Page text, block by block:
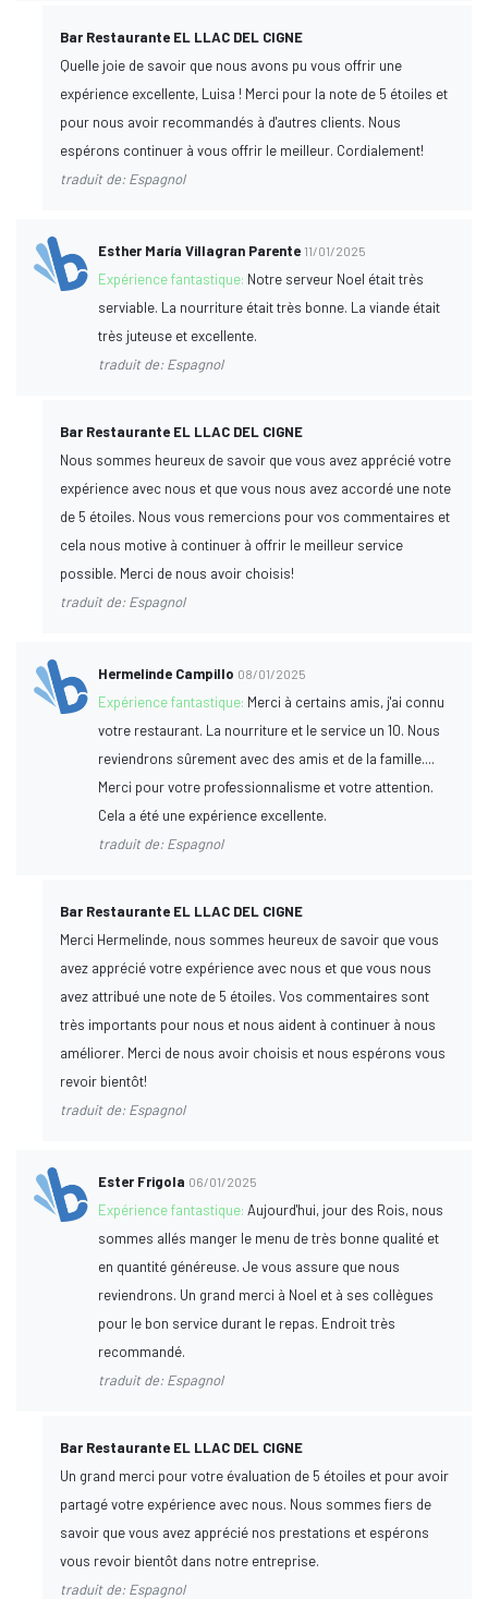
Bar Restaurante EL LLAC DEL CIGNE
Quelle joie de savoir que nous avons pu vous offrir une
expérience excellente, Luisa ! Merci pour la note de 5 étoiles et
pour nous avoir recommandés à d'autres clients. Nous
espérons continuer à vous offrir le meilleur. Cordialement!
traduit de: Espagnol
Esther María Villagran Parente 11/01/2025
Expérience fantastique: Notre serveur Noel était très
serviable. La nourriture était très bonne. La viande était
très juteuse et excellente.
traduit de: Espagnol
Bar Restaurante EL LLAC DEL CIGNE
Nous sommes heureux de savoir que vous avez apprécié votre
expérience avec nous et que vous nous avez accordé une note
de 5 étoiles. Nous vous remercions pour vos commentaires et
cela nous motive à continuer à offrir le meilleur service
possible. Merci de nous avoir choisis!
traduit de: Espagnol
Hermelinde Campillo 08/01/2025
Expérience fantastique: Merci à certains amis, j'ai connu
votre restaurant. La nourriture et le service un 10. Nous
reviendrons sûrement avec des amis et de la famille....
Merci pour votre professionnalisme et votre attention.
Cela a été une expérience excellente.
traduit de: Espagnol
Bar Restaurante EL LLAC DEL CIGNE
Merci Hermelinde, nous sommes heureux de savoir que vous
avez apprécié votre expérience avec nous et que vous nous
avez attribué une note de 5 étoiles. Vos commentaires sont
très importants pour nous et nous aident à continuer à nous
améliorer. Merci de nous avoir choisis et nous espérons vous
revoir bientôt!
traduit de: Espagnol
Ester Frigola 06/01/2025
Expérience fantastique:Aujourd'hui, jour des Rois, nous
sommes allés manger le menu de très bonne qualité et
en quantité généreuse. Je vous assure que nous
reviendrons. Un grand merci à Noel et à ses collègues
pour le bon service durant le repas. Endroit très
recommandé.
traduit de: Espagnol
Bar Restaurante EL LLAC DEL CIGNE
Un grand merci pour votre évaluation de 5 étoiles et pour avoir
partagé votre expérience avec nous. Nous sommes fiers de
savoir que vous avez apprécié nos prestations et espérons
vous revoir bientôt dans notre entreprise.
traduit de: Espagnol